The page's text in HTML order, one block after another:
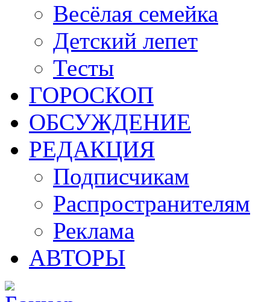
Весёлая семейка
Детский лепет
Тесты
ГОРОСКОП
ОБСУЖДЕНИЕ
РЕДАКЦИЯ
Подписчикам
Распространителям
Реклама
АВТОРЫ